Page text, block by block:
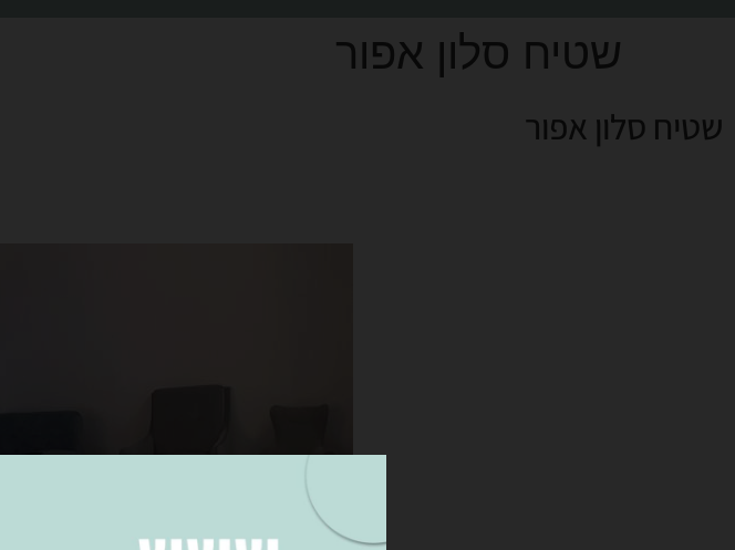
שטיח סלון אפור
שטיח סלון אפור